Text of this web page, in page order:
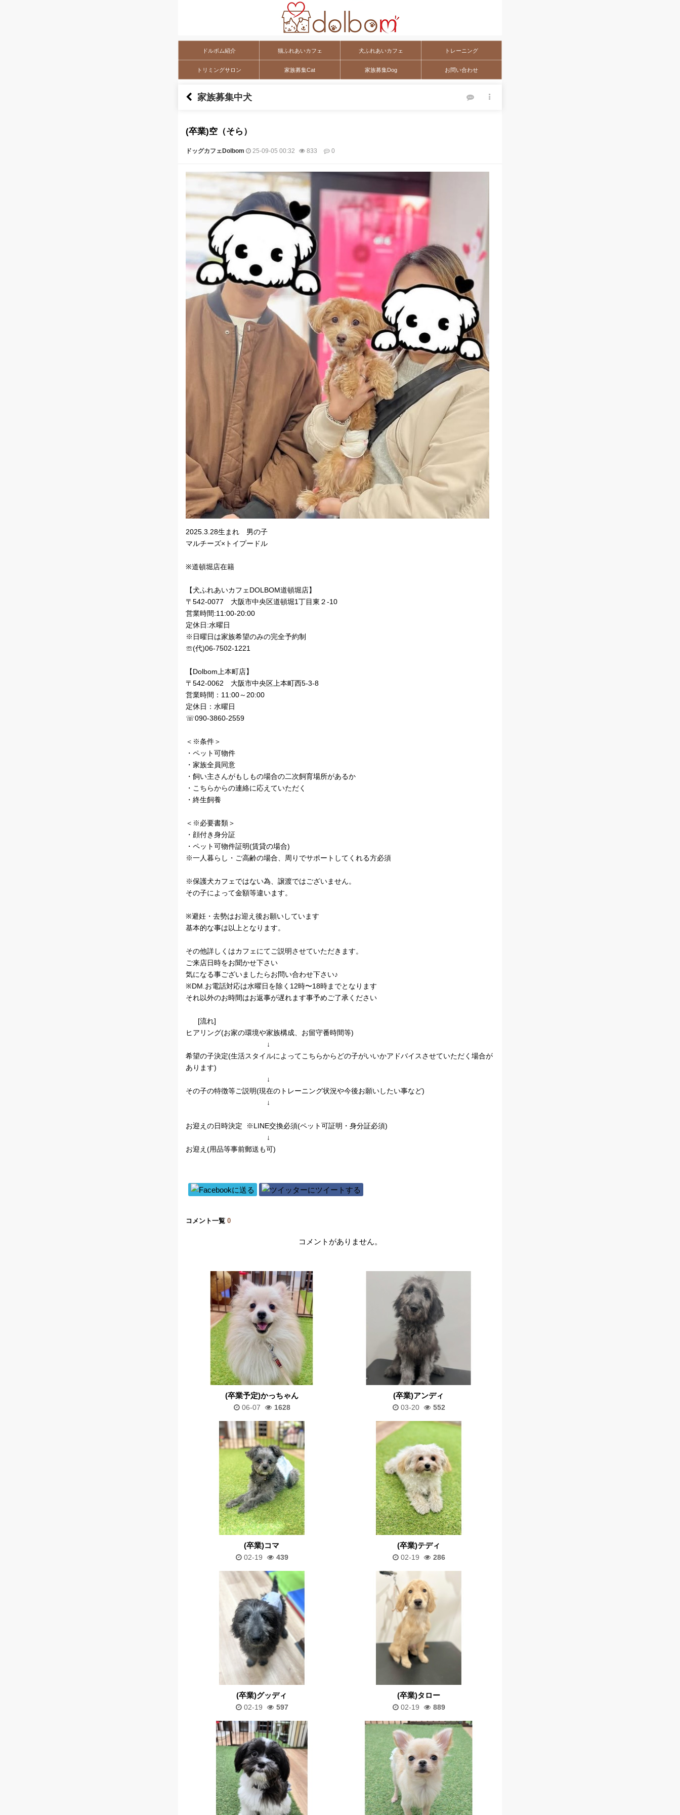
ドルボム紹介 猫ふれあいカフェ 犬ふれあいカフェ トレーニング
トリミングサロン 家族募集Cat 家族募集Dog お問い合わせ
家族募集中犬
(卒業)空（そら）
ドッグカフェDolbom 25-09-05 00:32 833 0
本文
2025.3.28生まれ 男の子
マルチーズ×トイプードル
※道頓堀店在籍
【犬ふれあいカフェDOLBOM道頓堀店】
〒542-0077 大阪市中央区道頓堀1丁目東２-10
営業時間:11:00‐20:00
定休日:水曜日
※日曜日は家族希望のみの完全予約制
☏(代)06-7502-1221
【Dolbom上本町店】
〒542‐0062 大阪市中央区上本町西5-3-8
営業時間：11:00～20:00
定休日：水曜日
☏090-3860-2559
＜※条件＞
・ペット可物件
・家族全員同意
・飼い主さんがもしもの場合の二次飼育場所があるか
・こちらからの連絡に応えていただく
・終生飼養
＜※必要書類＞
・顔付き身分証
・ペット可物件証明(賃貸の場合)
※一人暮らし・ご高齢の場合、周りでサポートしてくれる方必須
※保護犬カフェではない為、譲渡ではございません。
その子によって金額等違います。
※避妊・去勢はお迎え後お願いしています
基本的な事は以上となります。
その他詳しくはカフェにてご説明させていただきます。
ご来店日時をお聞かせ下さい
気になる事ございましたらお問い合わせ下さい♪
※DM.お電話対応は水曜日を除く12時〜18時までとなります
それ以外のお時間はお返事が遅れます事予めご了承ください
[流れ]
ヒアリング(お家の環境や家族構成、お留守番時間等)
↓
希望の子決定(生活スタイルによってこちらからどの子がいいかアドバイスさせていただく場合が
あります)
↓
その子の特徴等ご説明(現在のトレーニング状況や今後お願いしたい事など)
↓
お迎えの日時決定 ※LINE交換必須(ペット可証明・身分証必須)
↓
お迎え(用品等事前郵送も可)
コメント一覧 0
コメントがありません。
(卒業予定)かっちゃん
06-07 1628
(卒業)アンディ
03-20 552
(卒業)コマ
02-19 439
(卒業)テディ
02-19 286
(卒業)グッディ
02-19 597
(卒業)タロー
02-19 889